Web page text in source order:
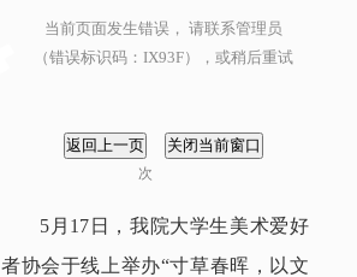
当前页面发生错误， 请联系管理员
（错误标识码：IX93F），或稍后重试
次
5月17日，我院大学生美术爱好
者协会于线上举办“寸草春晖，以文